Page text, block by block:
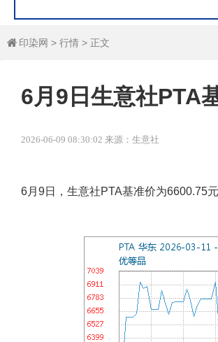
 印染网 > 行情 > 正文
6月9日生意社PTA
2026-06-09 08:30:02 来源：生意社
6月9日，生意社PTA基准价为6600.75